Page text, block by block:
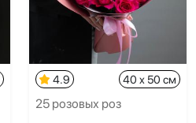
4.9 40 x 50 см
25 розовых роз